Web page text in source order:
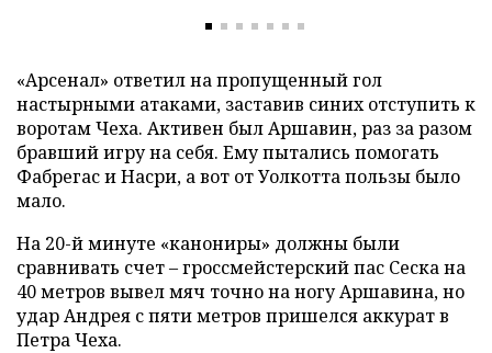
«Арсенал» ответил на пропущенный гол
настырными атаками, заставив синих отступить к
воротам Чеха. Активен был Аршавин, раз за разом
бравший игру на себя. Ему пытались помогать
Фабрегас и Насри, а вот от Уолкотта пользы было
мало.
На 20-й минуте «канониры» должны были
сравнивать счет – гроссмейстерский пас Сеска на
40 метров вывел мяч точно на ногу Аршавина, но
удар Андрея с пяти метров пришелся аккурат в
Петра Чеха.